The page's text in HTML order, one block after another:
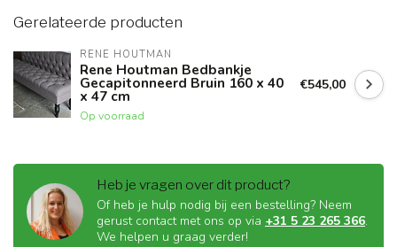
Gerelateerde producten
RENE HOUTMAN
Rene Houtman Bedbankje
Gecapitonneerd Bruin 160 x 40
x 47 cm
Op voorraad
€545,00
Heb je vragen over dit product?
Of heb je hulp nodig bij een bestelling? Neem
gerust contact met ons op via +31 5 23 265 366.
We helpen u graag verder!